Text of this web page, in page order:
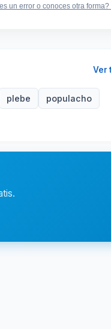
un error o conoces otra
Ver
plebe populacho